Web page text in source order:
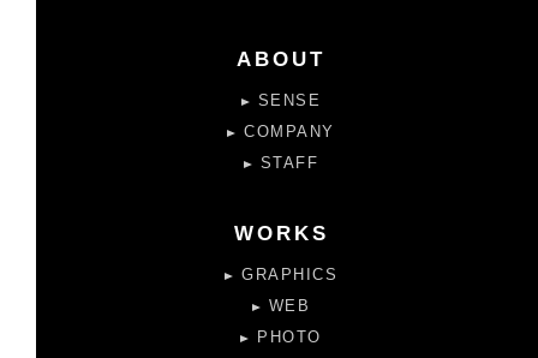
ABOUT
SENSE
COMPANY
STAFF
WORKS
GRAPHICS
WEB
PHOTO